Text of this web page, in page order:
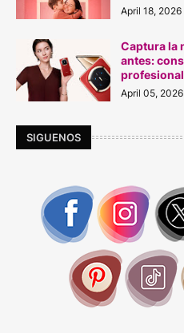
April 18, 2026
Captura la
antes:
profesional
April 05, 2026
SIGUENOS